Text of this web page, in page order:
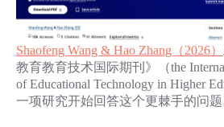
Shaofeng Wang & Hao Zhang（2026）
教育教育技术国际期刊》（the
of Educational Technology in Higher
一项研究开始回答这个更棘手的问题